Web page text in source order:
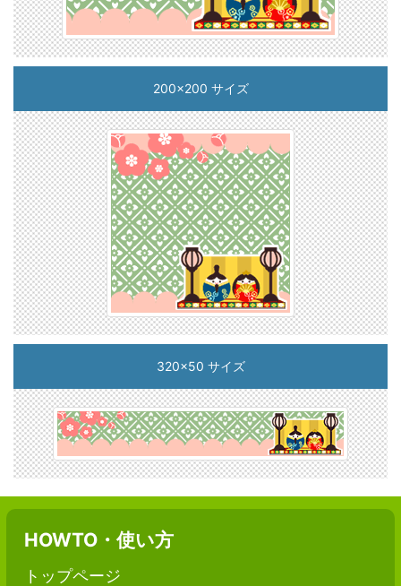
200x200 サイズ
320x50 サイズ
HOWTO・使い方
トップページ